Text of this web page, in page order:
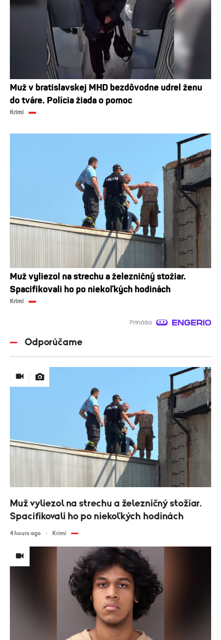
Muž v bratislavskej MHD bezdôvodne udrel ženu
do tváre. Polícia žiada o pomoc
Krimi
Muž vyliezol na strechu a železničný stožiar.
Spacifikovali ho po niekoľkých hodinách
Krimi
Odporúčame
Muž vyliezol na strechu a železničný stožiar.
Spacifikovali ho po niekoľkých hodinách
4 hours ago Krimi